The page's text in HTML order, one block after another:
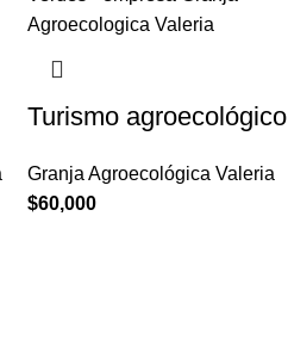
Turismo agroecológico
Granja Agroecológica Valeria
$60,000